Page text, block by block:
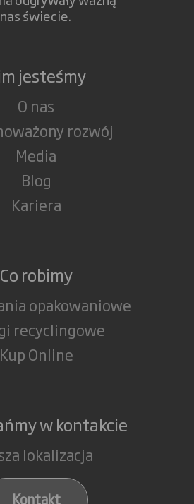
świecie.
jesteśmy
O nas
rozwój
Media
Blog
Kariera
Co robimy
opakowaniowe
recyclingowe
Kup Online
w kontakcie
lokalizacja
Kontakt